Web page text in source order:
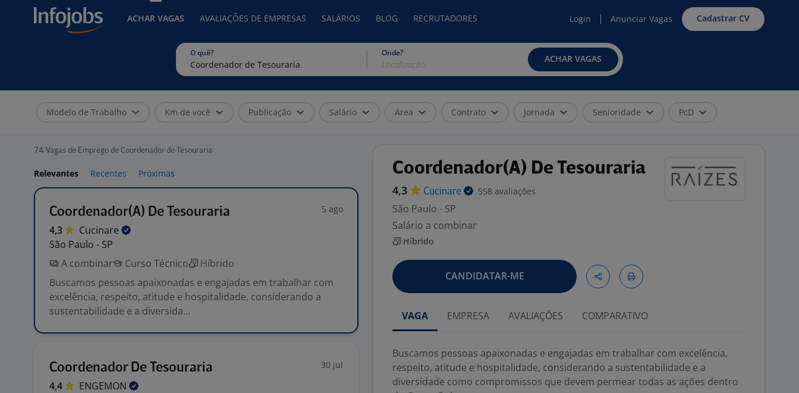
ACHAR VAGAS AVALIAÇÕES DE EMPRESAS SALÁRIOS BLOG RECRUTADORES Login Anunciar Vagas Cadastrar CV
O quê? Onde?
ACHAR VAGAS
Modelo de Trabalho Km de você Publicação Salário Área Contrato Jornada Senioridade PcD
74 Vagas de Emprego de Coordenador de Tesouraria
Relevantes Recentes Próximas
Coordenador(A) De Tesouraria 5 ago
4,3
Cucinare
São Paulo - SP
A combinar
Curso Técnico
Híbrido
Buscamos pessoas apaixonadas e engajadas em trabalhar com
excelência, respeito, atitude e hospitalidade, considerando a
sustentabilidade e a diversida...
Coordenador De Tesouraria 30 jul
4,4
ENGEMON
Coordenador(A) De Tesouraria
4,3 Cucinare 558 avaliações
São Paulo - SP
Salário a combinar
Híbrido
CANDIDATAR-ME
VAGA EMPRESA AVALIAÇÕES COMPARATIVO
Buscamos pessoas apaixonadas e engajadas em trabalhar com excelência,
respeito, atitude e hospitalidade, considerando a sustentabilidade e a
diversidade como compromissos que devem permear todas as ações dentro